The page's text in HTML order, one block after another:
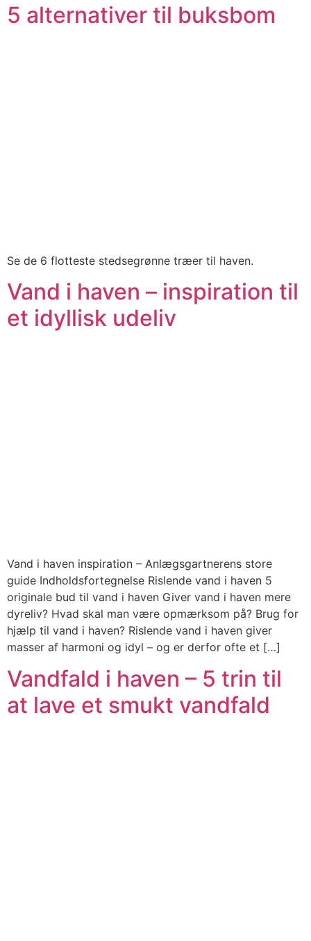
5 alternativer til buksbom
Se de 6 flotteste stedsegrønne træer til haven.
Vand i haven – inspiration til
et idyllisk udeliv
Vand i haven inspiration – Anlægsgartnerens store
guide Indholdsfortegnelse Rislende vand i haven 5
originale bud til vand i haven Giver vand i haven mere
dyreliv? Hvad skal man være opmærksom på? Brug for
hjælp til vand i haven? Rislende vand i haven giver
masser af harmoni og idyl – og er derfor ofte et […]
Vandfald i haven – 5 trin til
at lave et smukt vandfald